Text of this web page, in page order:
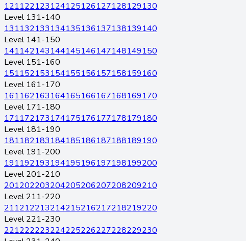
121122123124125126127128129130
Level 131-140
131132133134135136137138139140
Level 141-150
141142143144145146147148149150
Level 151-160
151152153154155156157158159160
Level 161-170
161162163164165166167168169170
Level 171-180
171172173174175176177178179180
Level 181-190
181182183184185186187188189190
Level 191-200
191192193194195196197198199200
Level 201-210
201202203204205206207208209210
Level 211-220
211212213214215216217218219220
Level 221-230
221222223224225226227228229230